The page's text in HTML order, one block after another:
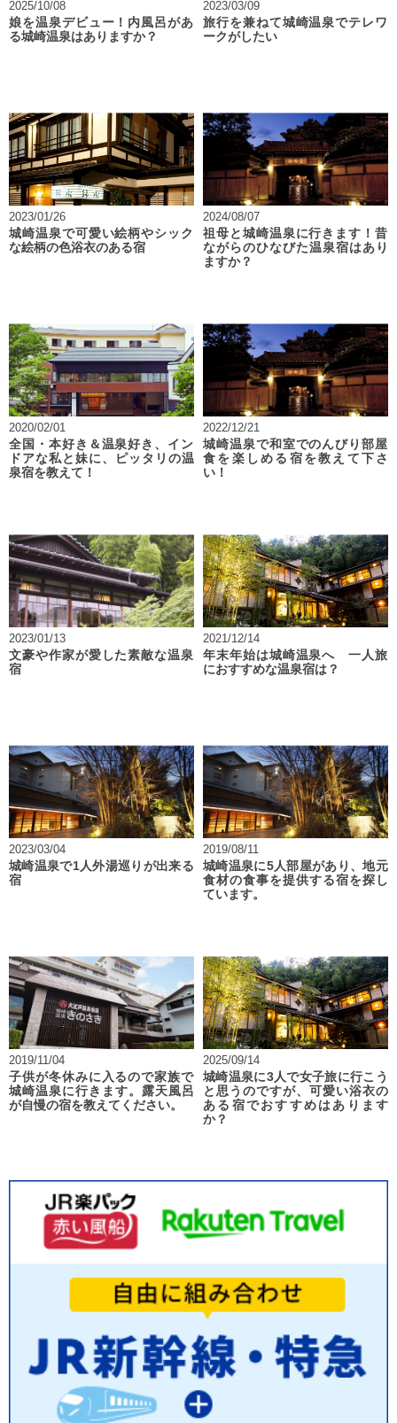
2025/10/08
娘を温泉デビュー！内風呂があ
る城崎温泉はありますか？
2023/03/09
旅行を兼ねて城崎温泉でテレワ
ークがしたい
2023/01/26
城崎温泉で可愛い絵柄やシック
な絵柄の色浴衣のある宿
2024/08/07
祖母と城崎温泉に行きます！昔
ながらのひなびた温泉宿はあり
ますか？
2020/02/01
全国・本好き＆温泉好き、イン
ドアな私と妹に、ピッタリの温
泉宿を教えて！
2022/12/21
城崎温泉で和室でのんびり部屋
食を楽しめる宿を教えて下さ
い！
2023/01/13
文豪や作家が愛した素敵な温泉
宿
2021/12/14
年末年始は城崎温泉へ 一人旅
におすすめな温泉宿は？
2023/03/04
城崎温泉で1人外湯巡りが出来る
宿
2019/08/11
城崎温泉に5人部屋があり、地元
食材の食事を提供する宿を探し
ています。
2019/11/04
子供が冬休みに入るので家族で
城崎温泉に行きます。露天風呂
が自慢の宿を教えてください。
2025/09/14
城崎温泉に3人で女子旅に行こう
と思うのですが、可愛い浴衣の
ある宿でおすすめはあります
か？